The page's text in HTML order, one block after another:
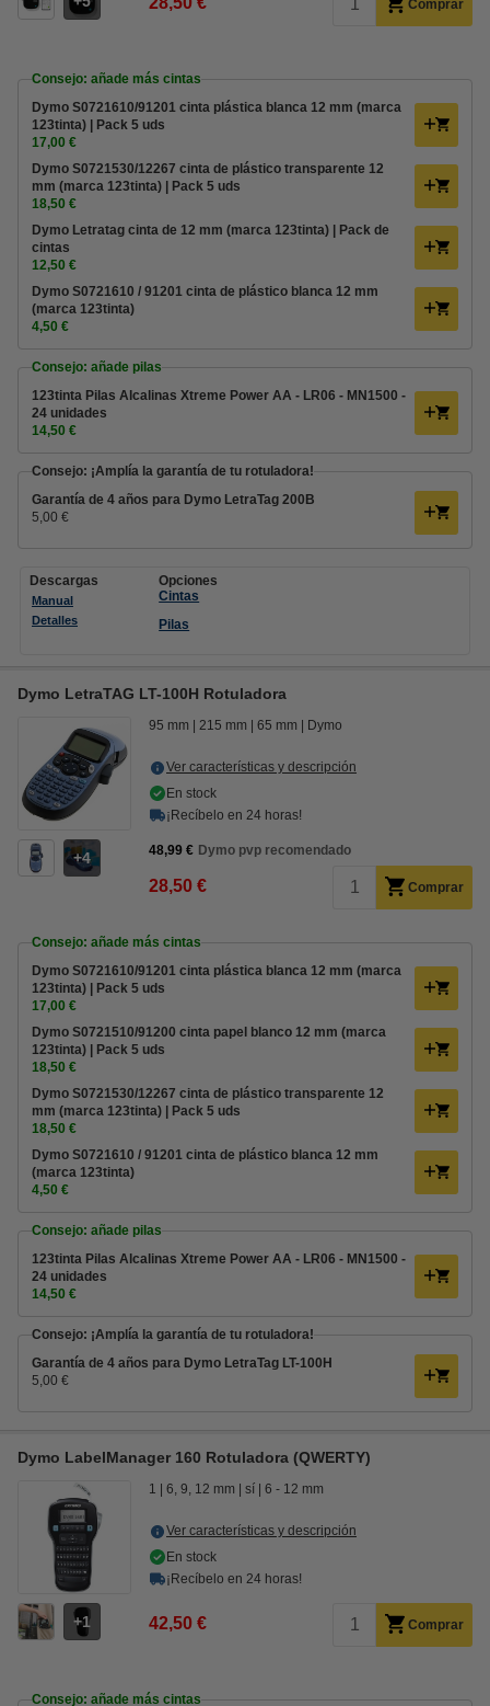
Comprar
Consejo: añade más cintas
Dymo S0721610/91201 cinta plástica blanca 12 mm (marca
123tinta) | Pack 5 uds
17,00 €
Dymo S0721530/12267 cinta de plástico transparente 12
mm (marca 123tinta) | Pack 5 uds
18,50 €
Dymo Letratag cinta de 12 mm (marca 123tinta) | Pack de
cintas
12,50 €
Dymo S0721610 / 91201 cinta de plástico blanca 12 mm
(marca 123tinta)
4,50 €
Consejo: añade pilas
123tinta Pilas Alcalinas Xtreme Power AA - LR06 - MN1500 -
24 unidades
14,50 €
Consejo: ¡Amplía la garantía de tu rotuladora!
Garantía de 4 años para Dymo LetraTag 200B
5,00 €
Descargas
Manual
Detalles
Opciones
Cintas
Pilas
Dymo LetraTAG LT-100H Rotuladora
4
95 mm 215 mm 65 mm Dymo
Ver características y descripción
En stock
¡Recíbelo en 24 horas!
48,99 € Dymo pvp recomendado
28,50 € Comprar
Consejo: añade más cintas
Dymo S0721610/91201 cinta plástica blanca 12 mm (marca
123tinta) | Pack 5 uds
17,00 €
Dymo S0721510/91200 cinta papel blanco 12 mm (marca
123tinta) | Pack 5 uds
18,50 €
Dymo S0721530/12267 cinta de plástico transparente 12
mm (marca 123tinta) | Pack 5 uds
18,50 €
Dymo S0721610 / 91201 cinta de plástico blanca 12 mm
(marca 123tinta)
4,50 €
Consejo: añade pilas
123tinta Pilas Alcalinas Xtreme Power AA - LR06 - MN1500 -
24 unidades
14,50 €
Consejo: ¡Amplía la garantía de tu rotuladora!
Garantía de 4 años para Dymo LetraTag LT-100H
5,00 €
Dymo LabelManager 160 Rotuladora (QWERTY)
1
1 6, 9, 12 mm sí 6 - 12 mm
Ver características y descripción
En stock
¡Recíbelo en 24 horas!
42,50 € Comprar
Consejo: añade más cintas